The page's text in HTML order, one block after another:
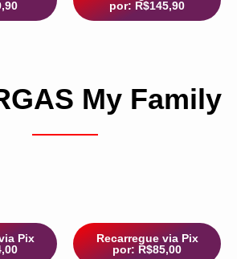
por: R$145,90
My Family
Pix
Recarregue via Pix
por: R$85,00